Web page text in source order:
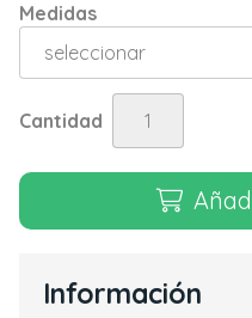
Medidas
Cantidad
Información